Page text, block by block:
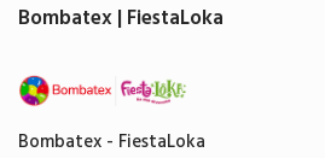
Bombatex - FiestaLoka
Bombatex | FiestaLoka